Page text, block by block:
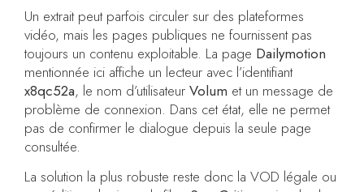
Un extrait peut parfois circuler sur des plateformes
vidéo, mais les pages publiques ne fournissent pas
toujours un contenu exploitable. La page Dailymotion
mentionnée ici affiche un lecteur avec l’identifiant
x8qc52a, le nom d’utilisateur Volum et un message de
problème de connexion. Dans cet état, elle ne permet
pas de confirmer le dialogue depuis la seule page
consultée.
La solution la plus robuste reste donc la VOD légale ou